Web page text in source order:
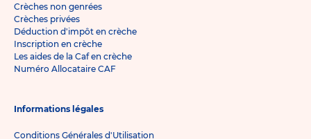
Crèches non genrées
Crèches privées
Déduction d'impôt en crèche
Inscription en crèche
Les aides de la Caf en crèche
Numéro Allocataire CAF
Informations légales
Conditions Générales d'Utilisation